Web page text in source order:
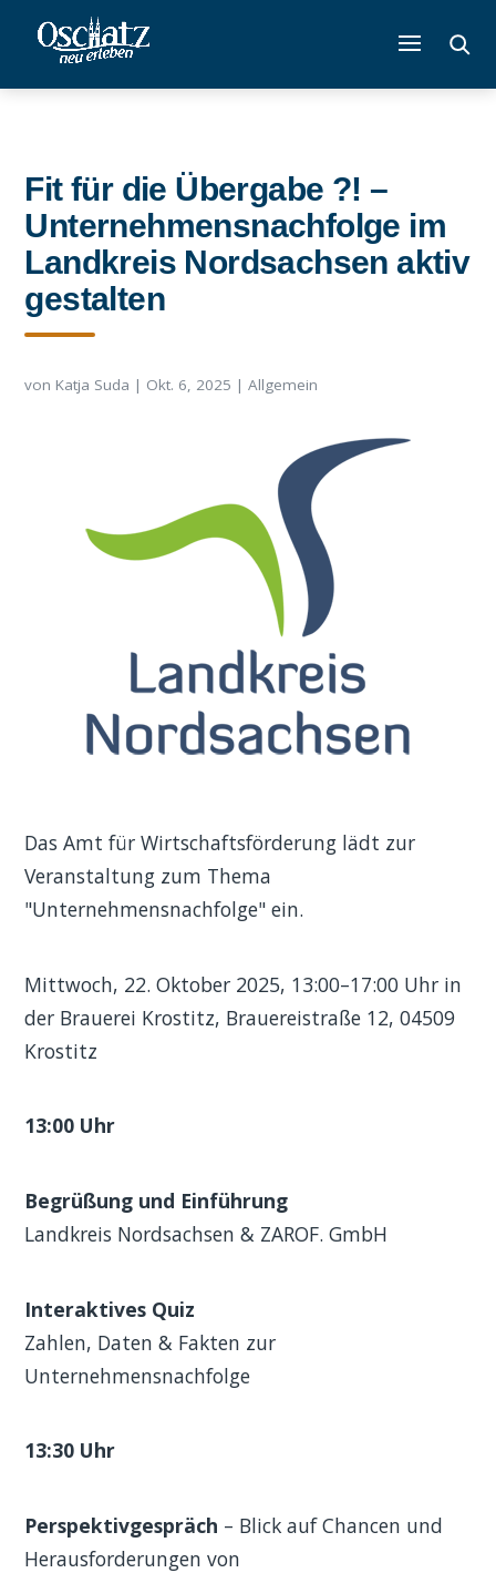
Fit für die Übergabe ?! –
Unternehmensnachfolge im
Landkreis Nordsachsen aktiv
gestalten
von Katja Suda | Okt. 6, 2025 |Allgemein
Das Amt für Wirtschaftsförderung lädt zur
Veranstaltung zum Thema
"Unternehmensnachfolge" ein.
Mittwoch, 22. Oktober 2025, 13:00–17:00 Uhr in
der Brauerei Krostitz, Brauereistraße 12, 04509
Krostitz
13:00 Uhr
Begrüßung und Einführung
Landkreis Nordsachsen & ZAROF. GmbH
Interaktives Quiz
Zahlen, Daten & Fakten zur
Unternehmensnachfolge
13:30 Uhr
Perspektivgespräch – Blick auf Chancen und
Herausforderungen von